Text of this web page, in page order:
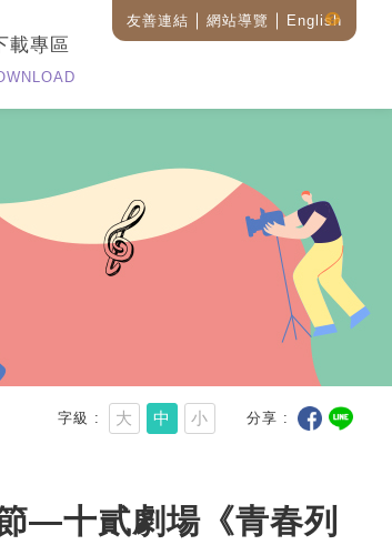
載專區
友善連結 網站導覽 English
字級 大 中 小 分享
—十貳劇場《青春列